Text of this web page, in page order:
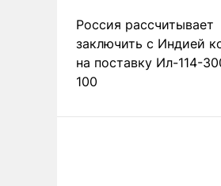
Россия рассчитывает
заключить с Индией
на поставку Ил-114-
100